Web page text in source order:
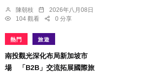
陳朝枝
2026年八月08日
104 觀看
0 分享
熱門 旅遊
南投觀光深化布局新加坡市
場 「B2B」交流拓展國際旅